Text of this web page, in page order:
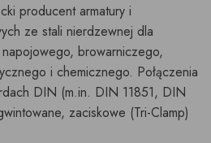
producent armatury i
ze stali nierdzewnej dla
browarniczego,
i chemicznego. Połączenia
DIN (m.in. DIN 11851, DIN
zaciskowe (Tri-Clamp)